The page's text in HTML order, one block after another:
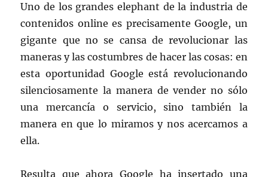
Uno de los grandes elephant de la industria de
contenidos online es precisamente Google, un
gigante que no se cansa de revolucionar las
maneras y las costumbres de hacer las cosas: en
esta oportunidad Google está revolucionando
silenciosamente la manera de vender no sólo
una mercancía o servicio, sino también la
manera en que lo miramos y nos acercamos a
ella.
Resulta que ahora Google ha insertado una